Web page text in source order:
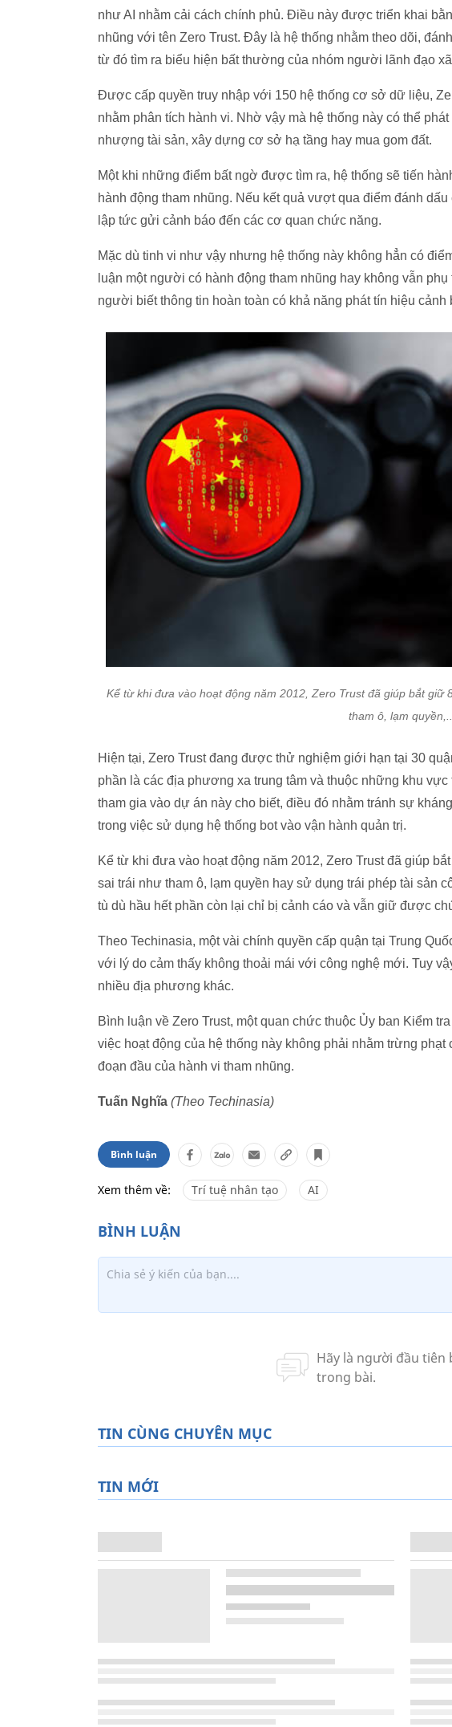
như AI nhằm cải cách chính phủ. Điều này được triển khai
nhũng với tên Zero Trust. Đây là hệ thống nhằm theo dõi,
từ đó tìm ra biểu hiện bất thường của nhóm người lãnh đạo
Được cấp quyền truy nhập với 150 hệ thống cơ sở dữ liệu,
nhằm phân tích hành vi. Nhờ vậy mà hệ thống này có thể
nhượng tài sản, xây dựng cơ sở hạ tầng hay mua gom đất.
Một khi những điểm bất ngờ được tìm ra, hệ thống sẽ tiến
hành động tham nhũng. Nếu kết quả vượt qua điểm đánh
lập tức gửi cảnh báo đến các cơ quan chức năng.
Mặc dù tinh vi như vậy nhưng hệ thống này không hẳn có
luận một người có hành động tham nhũng hay không vẫn
người biết thông tin hoàn toàn có khả năng phát tín hiệu
Kể từ khi đưa vào hoạt động năm 2012, Zero Trust đã giúp bắt giữ
tham ô, lạm quyền,...
Hiện tại, Zero Trust đang được thử nghiệm giới hạn tại 30
phần là các địa phương xa trung tâm và thuộc những khu
tham gia vào dự án này cho biết, điều đó nhằm tránh sự
trong việc sử dụng hệ thống bot vào vận hành quản trị.
Kể từ khi đưa vào hoạt động năm 2012, Zero Trust đã giúp
sai trái như tham ô, lạm quyền hay sử dụng trái phép tài sản
tù dù hầu hết phần còn lại chỉ bị cảnh cáo và vẫn giữ được
Theo Techinasia, một vài chính quyền cấp quận tại Trung
với lý do cảm thấy không thoải mái với công nghệ mới. Tuy
nhiều địa phương khác.
Bình luận về Zero Trust, một quan chức thuộc Ủy ban Kiểm
việc hoạt động của hệ thống này không phải nhằm trừng
đoạn đầu của hành vi tham nhũng.
Tuấn Nghĩa (Theo Techinasia)
Bình luận
Xem thêm về: Trí tuệ nhân tạo AI
TIN CÙNG CHUYÊN MỤC
TIN MỚI